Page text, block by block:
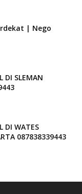
| Nego
DI SLEMAN
DI WATES
087838339443